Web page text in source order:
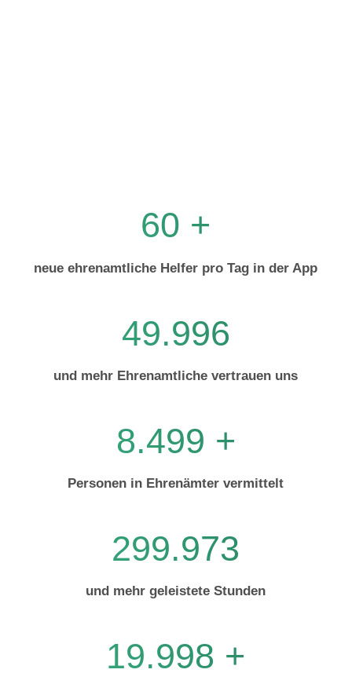
60 +
neue ehrenamtliche Helfer pro Tag in der App
50.000
und mehr Ehrenamtliche vertrauen uns
8.500 +
Personen in Ehrenämter vermittelt
300.000
und mehr geleistete Stunden
20.000 +